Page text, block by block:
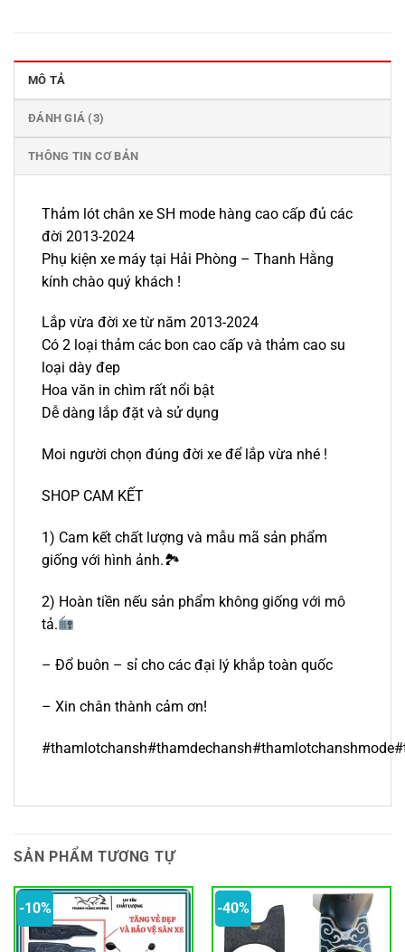
MÔ TẢ
ĐÁNH GIÁ (3)
THÔNG TIN CƠ BẢN
Thảm lót chân xe SH mode hàng cao cấp đủ các
đời 2013-2024
Phụ kiện xe máy tại Hải Phòng – Thanh Hằng
kính chào quý khách !
Lắp vừa đời xe từ năm 2013-2024
Có 2 loại thảm các bon cao cấp và thảm cao su
loại dày đep
Hoa văn in chìm rất nổi bật
Dễ dàng lắp đặt và sử dụng
Moi người chọn đúng đời xe để lắp vừa nhé !
SHOP CAM KẾT
1) Cam kết chất lượng và mẫu mã sản phẩm
giống với hình ảnh.🏞
2) Hoàn tiền nếu sản phẩm không giống với mô
tả.
– Đổ buôn – sỉ cho các đại lý khắp toàn quốc
– Xin chân thành cảm ơn!
SẢN PHẨM TƯƠNG TỰ
-10% -40%